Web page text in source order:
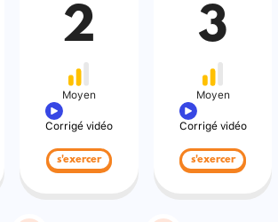
2
Moyen
Corrigé vidéo
s'exercer
3
Moyen
Corrigé vidéo
s'exercer